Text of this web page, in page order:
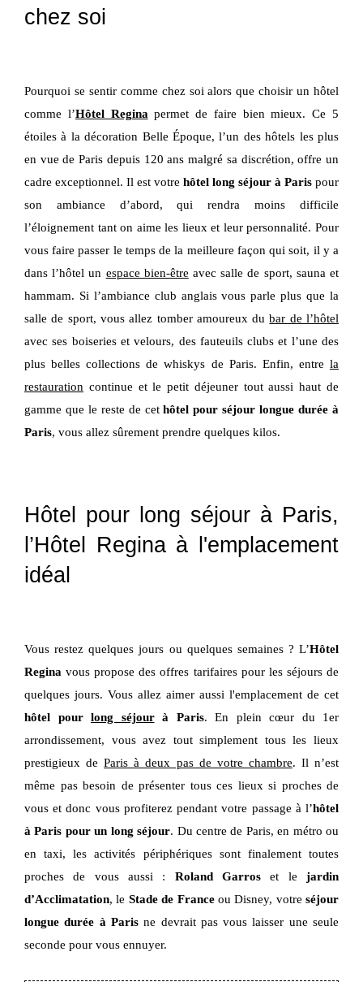
chez soi
Pourquoi se sentir comme chez soi alors que choisir un hôtel
comme l’Hôtel Regina permet de faire bien mieux. Ce 5
étoiles à la décoration Belle Époque, l’un des hôtels les plus
en vue de Paris depuis 120 ans malgré sa discrétion, offre un
cadre exceptionnel. Il est votre hôtel long séjour à Paris pour
son ambiance d’abord, qui rendra moins difficile
l’éloignement tant on aime les lieux et leur personnalité. Pour
vous faire passer le temps de la meilleure façon qui soit, il y a
dans l’hôtel un espace bien-être avec salle de sport, sauna et
hammam. Si l’ambiance club anglais vous parle plus que la
salle de sport, vous allez tomber amoureux dubar de l’hôtel
avec ses boiseries et velours, des fauteuils clubs et l’une des
plus belles collections de whiskys de Paris. Enfin, entre la
restauration continue et le petit déjeuner tout aussi haut de
gamme que le reste de cethôtel pour séjour longue durée à
Paris, vous allez sûrement prendre quelques kilos.
Hôtel pour long séjour à Paris,
l’Hôtel Regina à l'emplacement
idéal
Vous restez quelques jours ou quelques semaines ? L’Hôtel
Regina vous propose des offres tarifaires pour les séjours de
quelques jours. Vous allez aimer aussi l'emplacement de cet
hôtel pour long séjourà Paris. En plein cœur du 1er
arrondissement, vous avez tout simplement tous les lieux
prestigieux deParis à deux pas de votre chambre. Il n’est
même pas besoin de présenter tous ces lieux si proches de
vous et donc vous profiterez pendant votre passage à l’hôtel
à Paris pour un long séjour. Du centre de Paris, en métro ou
en taxi, les activités périphériques sont finalement toutes
proches de vous aussi : Roland Garros et lejardin
d’Acclimatation, le Stade de Franceou Disney, votre séjour
longue durée à Parisne devrait pas vous laisser une seule
seconde pour vous ennuyer.